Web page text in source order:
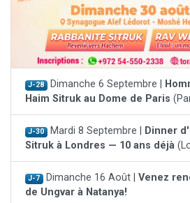
J-28 Dimanche 6 Septembre |
Haim Sitruk au Dome de Paris
J-30 Mardi 8 Septembre | Dinner
Sitruk à Londres — 10 ans déjà
J-7 Dimanche 16 Août | Venez
de Ungvar à Natanya!